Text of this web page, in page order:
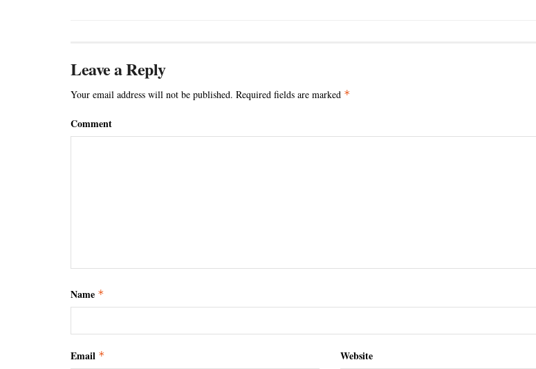
Leave a Reply
Your email address will not be published. Required fields are marked *
Comment
Name *
Email * Website